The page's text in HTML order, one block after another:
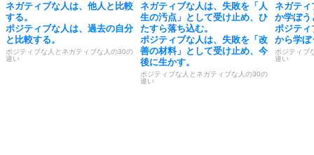
ネガティブな人は、他人と比較
する。
ポジティブな人は、過去の自分
と比較する。
ポジティブな人とネガティブな人の30の
違い
ネガティブな人は、失敗を「人
生の汚点」として受け止め、ひ
たすら落ち込む。
ポジティブな人は、失敗を「改
善の材料」として受け止め、今
後に生かす。
ポジティブな人とネガティブな人の30の
違い
ネガティ
か学ぼう
ポジティ
から学ぼ
ポジティブ
違い